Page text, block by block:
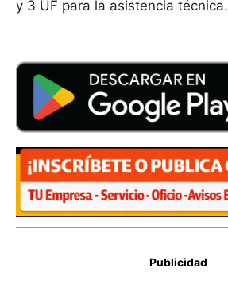
y 3 UF para la asistencia técnica.
Publicidad